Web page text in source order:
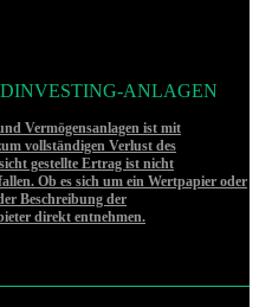
ANLAGEN
Vermögensanlagen ist mit
vollständigen Verlust des
gestellte Ertrag ist nicht
Ob es sich um ein Wertpapier oder
Beschreibung der
direkt entnehmen.